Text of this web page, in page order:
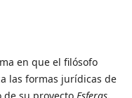
en que el filósofo
las formas jurídicas de